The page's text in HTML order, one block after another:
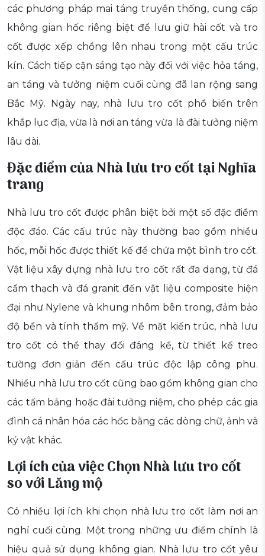
các phương pháp mai táng truyền thống, cung cấp
không gian hốc riêng biệt để lưu giữ hài cốt và tro
cốt được xếp chồng lên nhau trong một cấu trúc
kín. Cách tiếp cận sáng tạo này đối với việc hỏa táng,
an táng và tưởng niệm cuối cùng đã lan rộng sang
Bắc Mỹ. Ngày nay, nhà lưu tro cốt phổ biến trên
khắp lục địa, vừa là nơi an táng vừa là đài tưởng niệm
lâu dài.
Đặc điểm của Nhà lưu tro cốt tại Nghĩa
trang
Nhà lưu tro cốt được phân biệt bởi một số đặc điểm
độc đáo. Các cấu trúc này thường bao gồm nhiều
hốc, mỗi hốc được thiết kế để chứa một bình tro cốt.
Vật liệu xây dựng nhà lưu tro cốt rất đa dạng, từ đá
cẩm thạch và đá granit đến vật liệu composite hiện
đại như Nylene và khung nhôm bên trong, đảm bảo
độ bền và tính thẩm mỹ. Về mặt kiến trúc, nhà lưu
tro cốt có thể thay đổi đáng kể, từ thiết kế treo
tường đơn giản đến cấu trúc độc lập công phu.
Nhiều nhà lưu tro cốt cũng bao gồm không gian cho
các tấm bảng hoặc đài tưởng niệm, cho phép các gia
đình cá nhân hóa các hốc bằng các dòng chữ, ảnh và
kỷ vật khác.
Lợi ích của việc Chọn Nhà lưu tro cốt
so với Lăng mộ
Có nhiều lợi ích khi chọn nhà lưu tro cốt làm nơi an
nghỉ cuối cùng. Một trong những ưu điểm chính là
hiệu quả sử dụng không gian. Nhà lưu tro cốt yêu